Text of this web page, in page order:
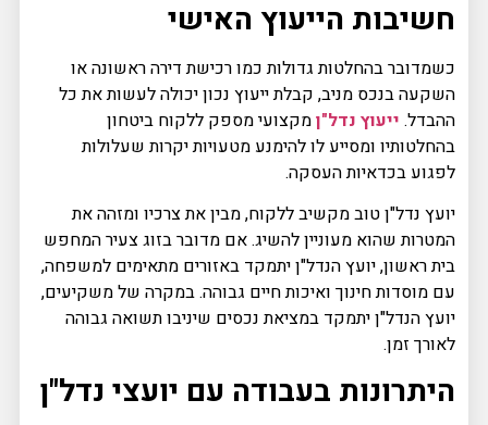
חשיבות הייעוץ האישי
כשמדובר בהחלטות גדולות כמו רכישת דירה ראשונה או
השקעה בנכס מניב, קבלת ייעוץ נכון יכולה לעשות את כל
ההבדל. ייעוץ נדל"ןמקצועי מספק ללקוח ביטחון
בהחלטותיו ומסייע לו להימנע מטעויות יקרות שעלולות
לפגוע בכדאיות העסקה.
יועץ נדל"ן טוב מקשיב ללקוח, מבין את צרכיו ומזהה את
המטרות שהוא מעוניין להשיג. אם מדובר בזוג צעיר המחפש
בית ראשון, יועץ הנדל"ן יתמקד באזורים מתאימים למשפחה,
עם מוסדות חינוך ואיכות חיים גבוהה. במקרה של משקיעים,
יועץ הנדל"ן יתמקד במציאת נכסים שיניבו תשואה גבוהה
לאורך זמן.
היתרונות בעבודה עם יועצי נדל"ן